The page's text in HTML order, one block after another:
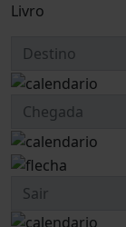
Livro